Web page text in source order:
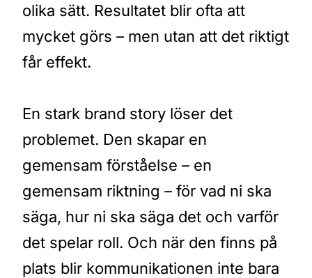
olika sätt. Resultatet blir ofta att
mycket görs – men utan att det riktigt
får effekt.
En stark brand story löser det
problemet. Den skapar en
gemensam förståelse – en
gemensam riktning – för vad ni ska
säga, hur ni ska säga det och varför
det spelar roll. Och när den finns på
plats blir kommunikationen inte bara